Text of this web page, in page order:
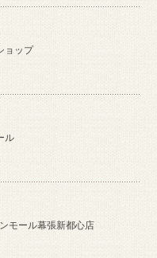
ョップ
ル
モール幕張新都心店